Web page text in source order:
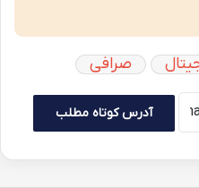
صرافی
آدرس کوتاه مطلب